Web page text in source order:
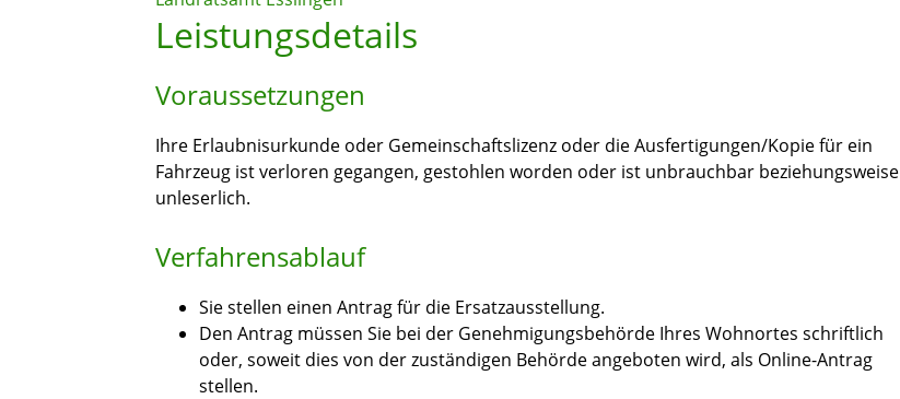
Leistungsdetails
Voraussetzungen
Ihre Erlaubnisurkunde oder Gemeinschaftslizenz oder die Ausfertigungen/Kopie für ein
Fahrzeug ist verloren gegangen, gestohlen worden oder ist unbrauchbar beziehungsweise
unleserlich.
Verfahrensablauf
Sie stellen einen Antrag für die Ersatzausstellung.
Den Antrag müssen Sie bei der Genehmigungsbehörde Ihres Wohnortes schriftlich
oder, soweit dies von der zuständigen Behörde angeboten wird, als Online-Antrag
stellen.